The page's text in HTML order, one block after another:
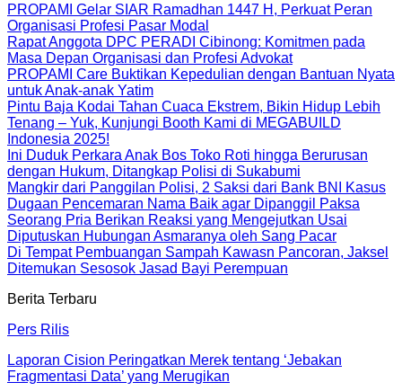
PROPAMI Gelar SIAR Ramadhan 1447 H, Perkuat Peran
Organisasi Profesi Pasar Modal
Rapat Anggota DPC PERADI Cibinong: Komitmen pada
Masa Depan Organisasi dan Profesi Advokat
PROPAMI Care Buktikan Kepedulian dengan Bantuan Nyata
untuk Anak-anak Yatim
Pintu Baja Kodai Tahan Cuaca Ekstrem, Bikin Hidup Lebih
Tenang – Yuk, Kunjungi Booth Kami di MEGABUILD
Indonesia 2025!
Ini Duduk Perkara Anak Bos Toko Roti hingga Berurusan
dengan Hukum, Ditangkap Polisi di Sukabumi
Mangkir dari Panggilan Polisi, 2 Saksi dari Bank BNI Kasus
Dugaan Pencemaran Nama Baik agar Dipanggil Paksa
Seorang Pria Berikan Reaksi yang Mengejutkan Usai
Diputuskan Hubungan Asmaranya oleh Sang Pacar
Di Tempat Pembuangan Sampah Kawasn Pancoran, Jaksel
Ditemukan Sesosok Jasad Bayi Perempuan
Berita Terbaru
Pers Rilis
Laporan Cision Peringatkan Merek tentang ‘Jebakan
Fragmentasi Data’ yang Merugikan